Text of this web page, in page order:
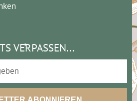
VERPASSEN...